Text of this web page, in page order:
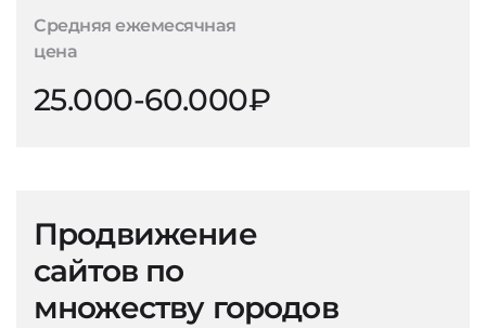
Средняя ежемесячная
цена
25.000-60.000₽
Продвижение
сайтов по
множеству городов